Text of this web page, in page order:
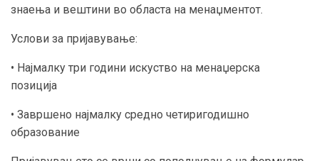
знаења и вештини во областа на менаџментот.
Услови за пријавување:
• Најмалку три години искуство на менаџерска
позиција
• Завршено најмалку средно четиригодишно
образование